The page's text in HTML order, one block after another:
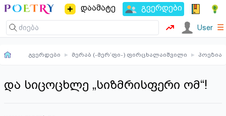
დაამატე გვერდები
User ☰
გვერდები ▸ მერაბ (-მერ’ფი-) ფირცხალაიშვილი ▸ პოეზია
და სიცოცხლე „სიზმრისფერი ომ“!